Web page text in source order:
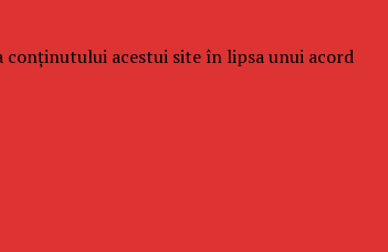
conținutului acestui site în lipsa unui acord